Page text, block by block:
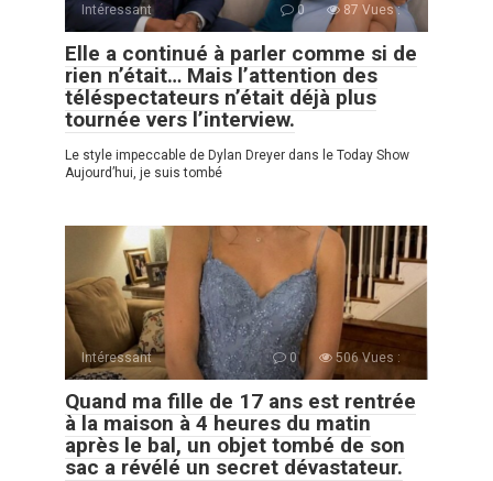
Intéressant 0 87 Vues :
Elle a continué à parler comme si de
rien n’était… Mais l’attention des
téléspectateurs n’était déjà plus
tournée vers l’interview.
Le style impeccable de Dylan Dreyer dans le Today Show
Aujourd’hui, je suis tombé
Intéressant 0 506 Vues :
Quand ma fille de 17 ans est rentrée
à la maison à 4 heures du matin
après le bal, un objet tombé de son
sac a révélé un secret dévastateur.